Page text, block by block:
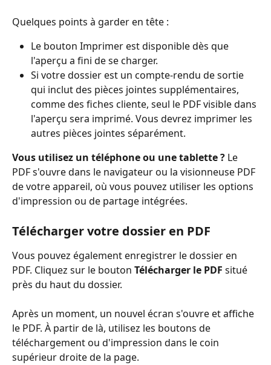
Quelques points à garder en tête :
Le bouton Imprimer est disponible dès que
l'aperçu a fini de se charger.
Si votre dossier est un compte-rendu de sortie
qui inclut des pièces jointes supplémentaires,
comme des fiches cliente, seul le PDF visible dans
l'aperçu sera imprimé. Vous devrez imprimer les
autres pièces jointes séparément.
Vous utilisez un téléphone ou une tablette ? Le
PDF s'ouvre dans le navigateur ou la visionneuse PDF
de votre appareil, où vous pouvez utiliser les options
d'impression ou de partage intégrées.
Télécharger votre dossier en PDF
Vous pouvez également enregistrer le dossier en
PDF. Cliquez sur le bouton Télécharger le PDF situé
près du haut du dossier.
Après un moment, un nouvel écran s'ouvre et affiche
le PDF. À partir de là, utilisez les boutons de
téléchargement ou d'impression dans le coin
supérieur droite de la page.